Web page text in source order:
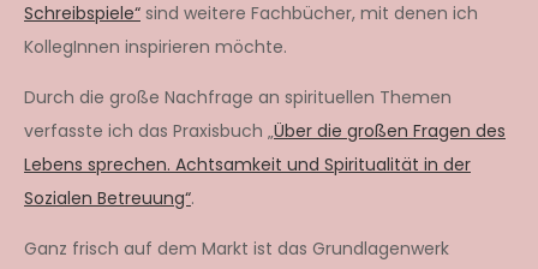
Schreibspiele“ sind weitere Fachbücher, mit denen ich
KollegInnen inspirieren möchte.
Durch die große Nachfrage an spirituellen Themen
verfasste ich das Praxisbuch „Über die großen Fragen des
Lebens sprechen. Achtsamkeit und Spiritualität in der
Sozialen Betreuung“.
Ganz frisch auf dem Markt ist das Grundlagenwerk